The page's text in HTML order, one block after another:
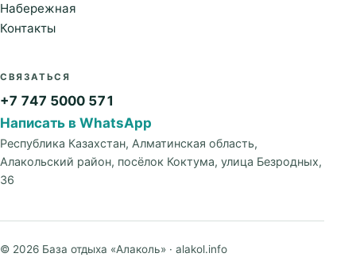
Набережная
Контакты
СВЯЗАТЬСЯ
+7 747 5000 571
Написать в WhatsApp
Республика Казахстан, Алматинская область,
Алакольский район, посёлок Коктума, улица Безродных,
36
© 2026 База отдыха «Алаколь» · alakol.info